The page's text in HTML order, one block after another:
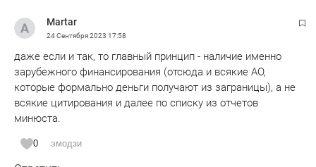
Martar
24 Сентября 2023 17:58
даже если и так, то главный принцип - наличие именно
зарубежного финансирования (отсюда и всякие АО,
которые формально деньги получают из заграницы), а не
всякие цитирования и далее по списку из отчетов
минюста.
0 эмодзи